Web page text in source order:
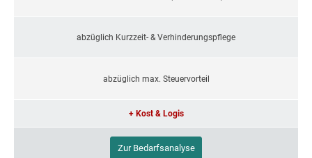
abzüglich Kurzzeit- & Verhinderungspflege
abzüglich max. Steuervorteil
+ Kost & Logis
Zur Bedarfsanalyse